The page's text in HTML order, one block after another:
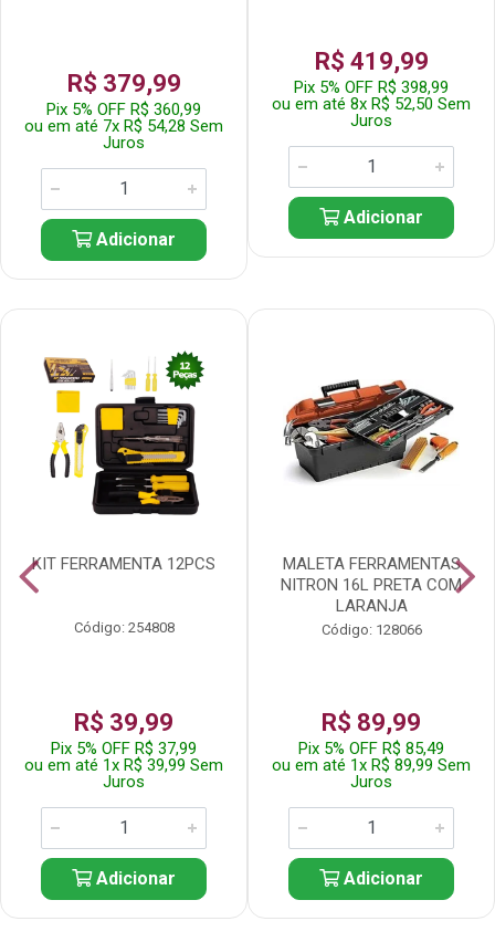
R$ 379,99
Pix 5% OFF R$ 360,99
ou em até 7x R$ 54,28 Sem
Juros
Adicionar
R$ 419,99
Pix 5% OFF R$ 398,99
ou em até 8x R$ 52,50 Sem
Juros
Adicionar
KIT FERRAMENTA 12PCS
Código: 254808
R$ 39,99
Pix 5% OFF R$ 37,99
ou em até 1x R$ 39,99 Sem
Juros
Adicionar
MALETA FERRAMENTAS
NITRON 16L PRETA COM
LARANJA
Código: 128066
R$ 89,99
Pix 5% OFF R$ 85,49
ou em até 1x R$ 89,99 Sem
Juros
Adicionar